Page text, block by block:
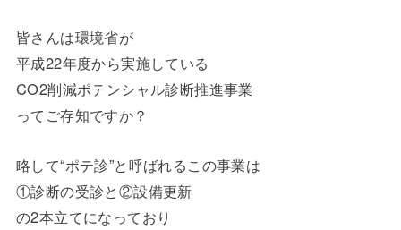
皆さんは環境省が
平成22年度から実施している
CO2削減ポテンシャル診断推進事業
ってご存知ですか？
略して“ポテ診”と呼ばれるこの事業は
①診断の受診と②設備更新
の2本立てになっており